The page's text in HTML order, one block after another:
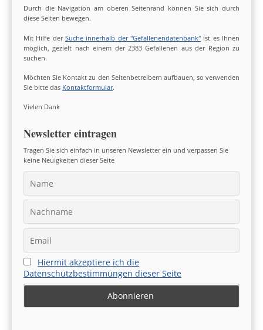
Durch die Navigation am oberen Seitenrand können Sie sich durch
diese Seiten bewegen.
Mit Hilfe der Suche innerhalb der "Gefallenendatenbank" ist es Ihnen
möglich, gezielt nach einem der 2383 Gefallenen aus der Region zu
suchen.
Möchten Sie Kontakt zu den Seitenbetreibern aufbauen, so verwenden
Sie bitte das Kontaktformular.
Vielen Dank
Newsletter eintragen
Tragen Sie sich einfach in unseren Newsletter ein und verpassen Sie
keine Neuigkeiten dieser Seite
Hiermit akzeptiere ich die
Datenschutzbestimmungen dieser Seite